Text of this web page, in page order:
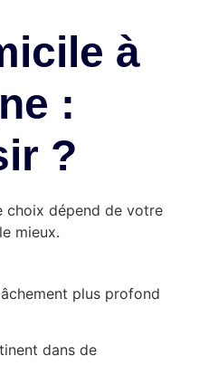
à
:
?
choix dépend de votre
mieux.
plus profond
dans de